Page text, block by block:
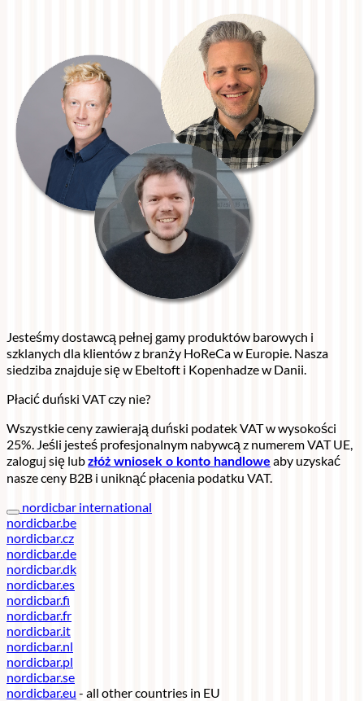
Jesteśmy dostawcą pełnej gamy produktów barowych i
szklanych dla klientów z branży HoReCa w Europie. Nasza
siedziba znajduje się w Ebeltoft i Kopenhadze w Danii.
Płacić duński VAT czy nie?
Wszystkie ceny zawierają duński podatek VAT w wysokości
25%. Jeśli jesteś profesjonalnym nabywcą z numerem VAT UE,
zaloguj się lubzłóż wniosek o konto handlowe aby uzyskać
nasze ceny B2B i uniknąć płacenia podatku VAT.
nordicbar international
nordicbar.be
nordicbar.cz
nordicbar.de
nordicbar.dk
nordicbar.es
nordicbar.fi
nordicbar.fr
nordicbar.it
nordicbar.nl
nordicbar.pl
nordicbar.se
nordicbar.eu - all other countries in EU